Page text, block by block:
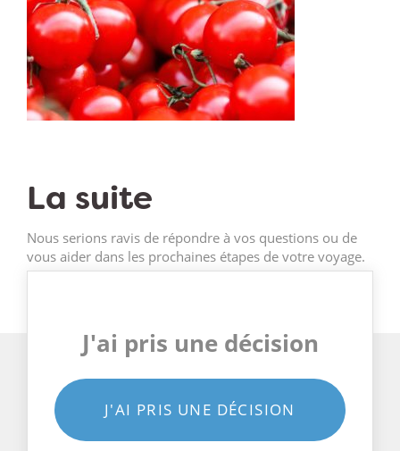
La suite
Nous serions ravis de répondre à vos questions ou de
vous aider dans les prochaines étapes de votre voyage.
J'ai pris une décision
J'AI PRIS UNE DÉCISION